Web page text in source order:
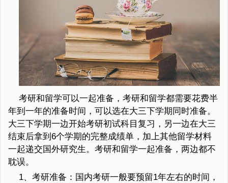
考研和留学可以一起准备，考研和留学都需要花费半
年到一年的准备时间，可以选在大三下学期同时准备。
大三下学期一边开始考研初试科目复习，另一边在大三
结束后拿到6个学期的完整成绩单，加上其他留学材料
一起递交国外研究生。考研和留学一起准备，两边都不
耽误。
1、考研准备：国内考研一般要预留1年左右的时间，